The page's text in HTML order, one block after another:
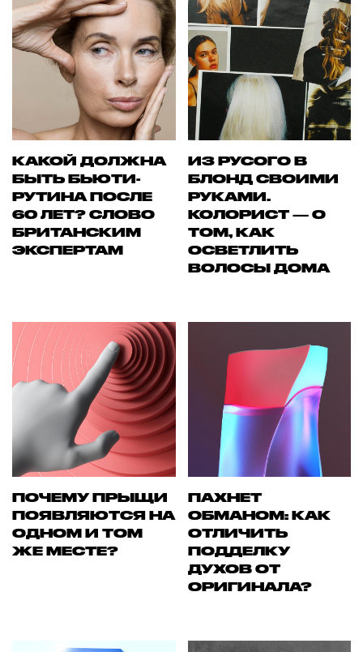
КАКОЙ ДОЛЖНА
БЫТЬ БЬЮТИ-
РУТИНА ПОСЛЕ
60 ЛЕТ? СЛОВО
БРИТАНСКИМ
ЭКСПЕРТАМ
ИЗ РУСОГО В
БЛОНД СВОИМИ
РУКАМИ.
КОЛОРИСТ — О
ТОМ, КАК
ОСВЕТЛИТЬ
ВОЛОСЫ ДОМА
ПОЧЕМУ ПРЫЩИ
ПОЯВЛЯЮТСЯ НА
ОДНОМ И ТОМ
ЖЕ МЕСТЕ?
ПАХНЕТ
ОБМАНОМ: КАК
ОТЛИЧИТЬ
ПОДДЕЛКУ
ДУХОВ ОТ
ОРИГИНАЛА?